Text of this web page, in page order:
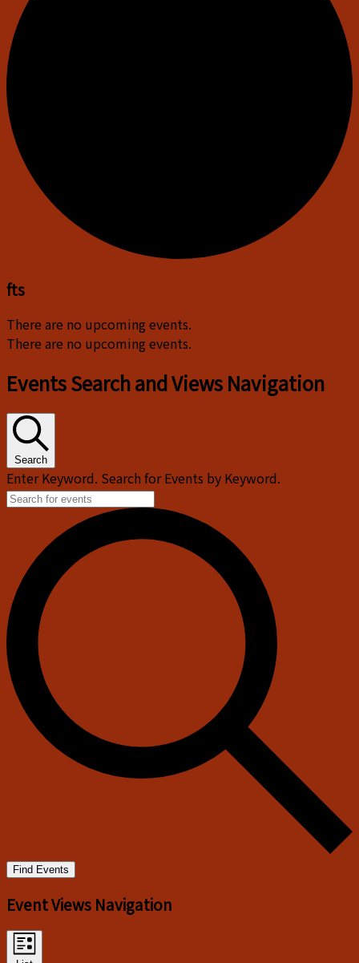
fts
There are no upcoming events.
There are no upcoming events.
Events Search and Views Navigation
Search
Enter Keyword. Search for Events by Keyword.
Find Events
Event Views Navigation